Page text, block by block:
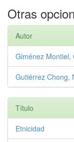
Otras
Autor
Giménez Montiel,
Gutiérrez Chong,
Título
Etnicidad